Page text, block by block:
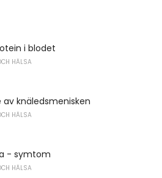
i blodet
HÄLSA
av knäledsmenisken
HÄLSA
- symtom
HÄLSA